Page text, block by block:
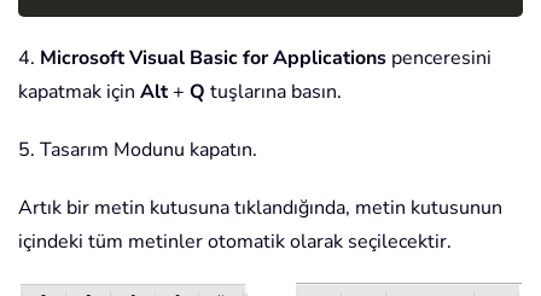
4. Microsoft Visual Basic for Applications penceresini
kapatmak için Alt+ Q tuşlarına basın.
5. Tasarım Modunu kapatın.
Artık bir metin kutusuna tıklandığında, metin kutusunun
içindeki tüm metinler otomatik olarak seçilecektir.